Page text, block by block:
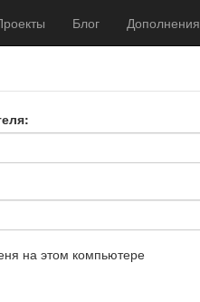
Блог Дополнения
на этом компьютере